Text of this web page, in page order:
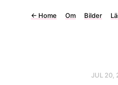
← Home Om Bilder
JUL 20,